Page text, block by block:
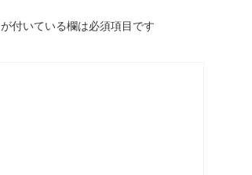
が付いている欄は必須項目です